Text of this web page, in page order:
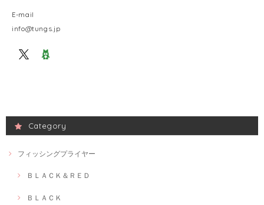
E-mail
info@tungs.jp
Category
フィッシングプライヤー
ＢＬＡＣＫ＆ＲＥＤ
ＢＬＡＣＫ